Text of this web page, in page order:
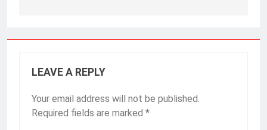
LEAVE A REPLY
Your email address will not be published.
Required fields are marked *